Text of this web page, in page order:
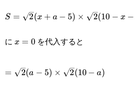
S=\sqrt{2}
5)\times\sqrt{2}
S = 2(x + a − 5) × 2(10 − x −
に x=0
x = 0を代入すると
=\sqrt{2}(a-
= 2(a − 5) × 2(10 − a)